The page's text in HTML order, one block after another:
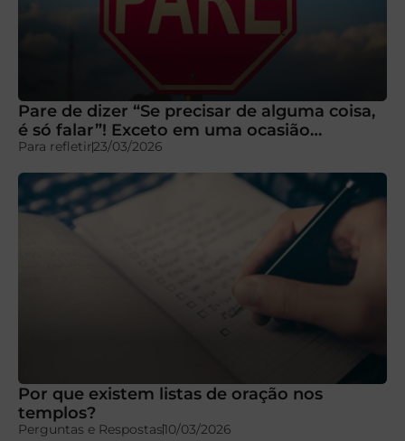
Pare de dizer “Se precisar de alguma coisa,
é só falar”! Exceto em uma ocasião…
Para refletir23/03/2026
Por que existem listas de oração nos
templos?
Perguntas e Respostas10/03/2026